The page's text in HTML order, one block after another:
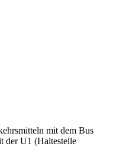
mit dem Bus
der U1 (Haltestelle